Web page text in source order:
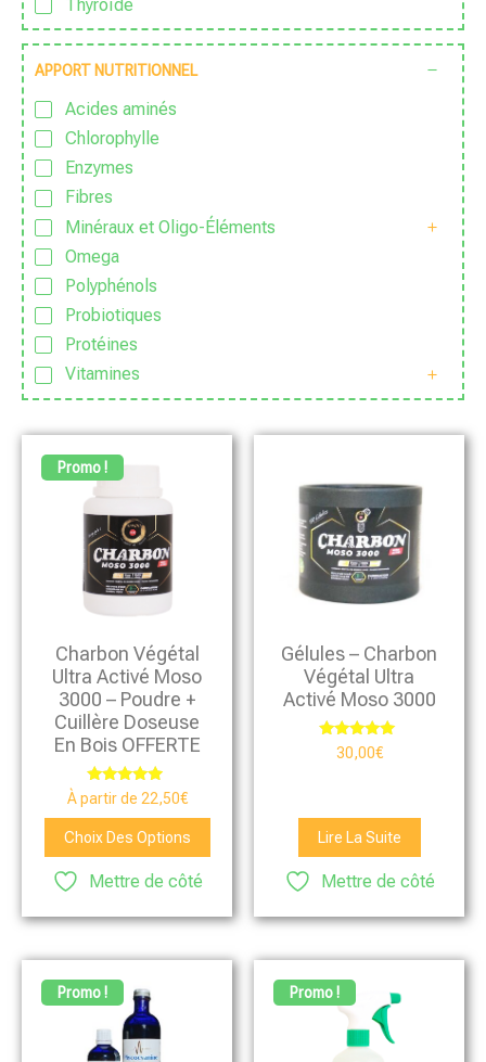
Thyroïde
APPORT NUTRITIONNEL
Acides aminés
Chlorophylle
Enzymes
Fibres
Minéraux et Oligo-Éléments
Omega
Polyphénols
Probiotiques
Protéines
Vitamines
Promo !
Charbon Végétal
Ultra Activé Moso
3000 – Poudre +
Cuillère Doseuse
En Bois OFFERTE
Note
4.76
sur 5
À partir de 22,50€
Choix Des Options
Mettre de côté
Gélules – Charbon
Végétal Ultra
Activé Moso 3000
Note
4.88
30,00€
Lire La Suite
Mettre de côté
Promo ! Promo !